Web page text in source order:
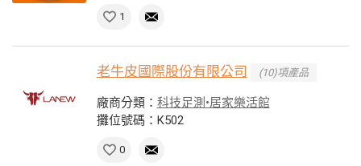
1
老牛皮國際股份有限公司 (10)項產品
廠商分類： 科技足測•居家樂活館
攤位號碼：K502
0